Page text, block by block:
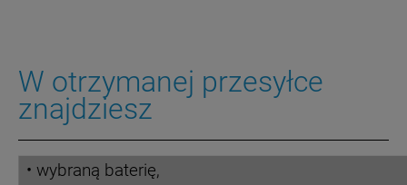
W otrzymanej przesyłce
znajdziesz
• wybraną baterię,